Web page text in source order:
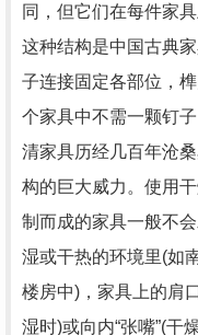
同，但它们在每件家具
这种结构是中国古典
子连接固定各部位，
个家具中不需一颗钉
清家具历经几百年沧
构的巨大威力。使用
制而成的家具一般不
湿或干热的环境里(如
楼房中)，家具上的肩
湿时)或向内“张嘴”(干